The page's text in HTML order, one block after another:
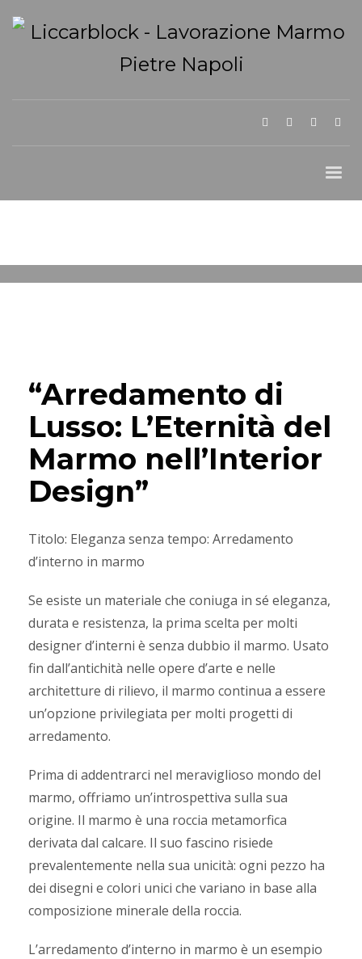
“Arredamento di
Lusso: L’Eternità del
Marmo nell’Interior
Design”
Titolo: Eleganza senza tempo: Arredamento
d’interno in marmo
Se esiste un materiale che coniuga in sé eleganza,
durata e resistenza, la prima scelta per molti
designer d’interni è senza dubbio il marmo. Usato
fin dall’antichità nelle opere d’arte e nelle
architetture di rilievo, il marmo continua a essere
un’opzione privilegiata per molti progetti di
arredamento.
Prima di addentrarci nel meraviglioso mondo del
marmo, offriamo un’introspettiva sulla sua
origine. Il marmo è una roccia metamorfica
derivata dal calcare. Il suo fascino risiede
prevalentemente nella sua unicità: ogni pezzo ha
dei disegni e colori unici che variano in base alla
composizione minerale della roccia.
L’arredamento d’interno in marmo è un esempio